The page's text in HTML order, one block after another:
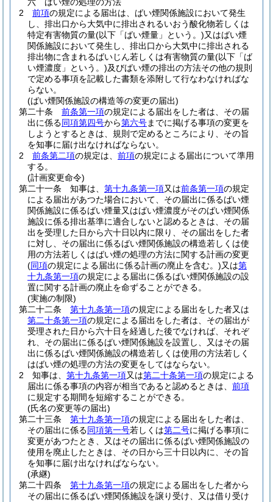
2
前項の規定による届出は、ばい煙関係施設において発生
し、排出口から大気中に排出されるいおう酸化物若しくは
特定有害物質の量(以下「ばい煙量」という。)又はばい煙
関係施設において発生し、排出口から大気中に排出される
排出物に含まれるばいじん若しくは有害物質の量(以下「ば
い煙濃度」という。)及びばい煙の排出の方法その他の規則
で定める事項を記載した書類を添附して行なわなければな
らない。
(ばい煙関係施設の構造等の変更の届出)
第二十条
前条第一項の規定による届出をした者は、その届
出に係る同項第四号から第六号までに掲げる事項の変更を
しようとするときは、規則で定めるところにより、その旨
を知事に届け出なければならない。
2
前条第二項の規定は、 前項の規定による届出について準用
する。
(計画変更命令)
第二十一条
知事は、 第十九条第一項又は前条第一項の規定
による届出があつた場合において、その届出に係るばい煙
関係施設に係るばい煙量又はばい煙濃度がそのばい煙関係
施設に係る排出基準に適合しないと認めるときは、その届
出を受理した日から六十日以内に限り、その届出をした者
に対し、その届出に係るばい煙関係施設の構造若しくは使
用の方法若しくはばい煙の処理の方法に関する計画の変更
(同項の規定による届出に係る計画の廃止を含む。)又は第
十九条第一項の規定による届出に係るばい煙関係施設の設
置に関する計画の廃止を命ずることができる。
(実施の制限)
第二十二条
第十九条第一項の規定による届出をした者又は
第二十条第一項の規定による届出をした者は、その届出が
受理された日から六十日を経過した後でなければ、それぞ
れ、その届出に係るばい煙関係施設を設置し、又はその届
出に係るばい煙関係施設の構造若しくは使用の方法若しく
はばい煙の処理の方法の変更をしてはならない。
2
知事は、 第十九条第一項又は第二十条第一項の規定による
届出に係る事項の内容が相当であると認めるときは、 前項
に規定する期間を短縮することができる。
(氏名の変更等の届出)
第二十三条
第十九条第一項の規定による届出をした者は、
その届出に係る同項第一号若しくは第二号に掲げる事項に
変更があつたとき、又はその届出に係るばい煙関係施設の
使用を廃止したときは、その日から三十日以内に、その旨
を知事に届け出なければならない。
(承継)
第二十四条
第十九条第一項の規定による届出をした者から
その届出に係るばい煙関係施設を譲り受け、又は借り受け